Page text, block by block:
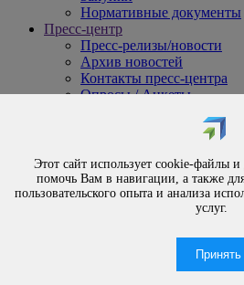
Нормативные документы
Пресс-центр
Пресс-релизы/новости
Архив новостей
Контакты пресс-центра
Опросы / Анкеты
Обращения
Порядок рассмотрения
Личный приём
Электронные обращения
Часто задаваемые
Этот сайт использует cookie-файлы
помочь Вам в навигации, а также
пользовательского опыта и анализа
услуг.
Принять